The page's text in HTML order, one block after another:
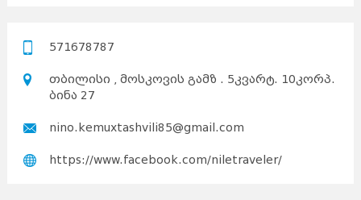
571678787
თბილისი , მოსკოვის გამზ . 5კვარტ. 10კორპ.
ბინა 27
nino.kemuxtashvili85@gmail.com
https://www.facebook.com/niletraveler/